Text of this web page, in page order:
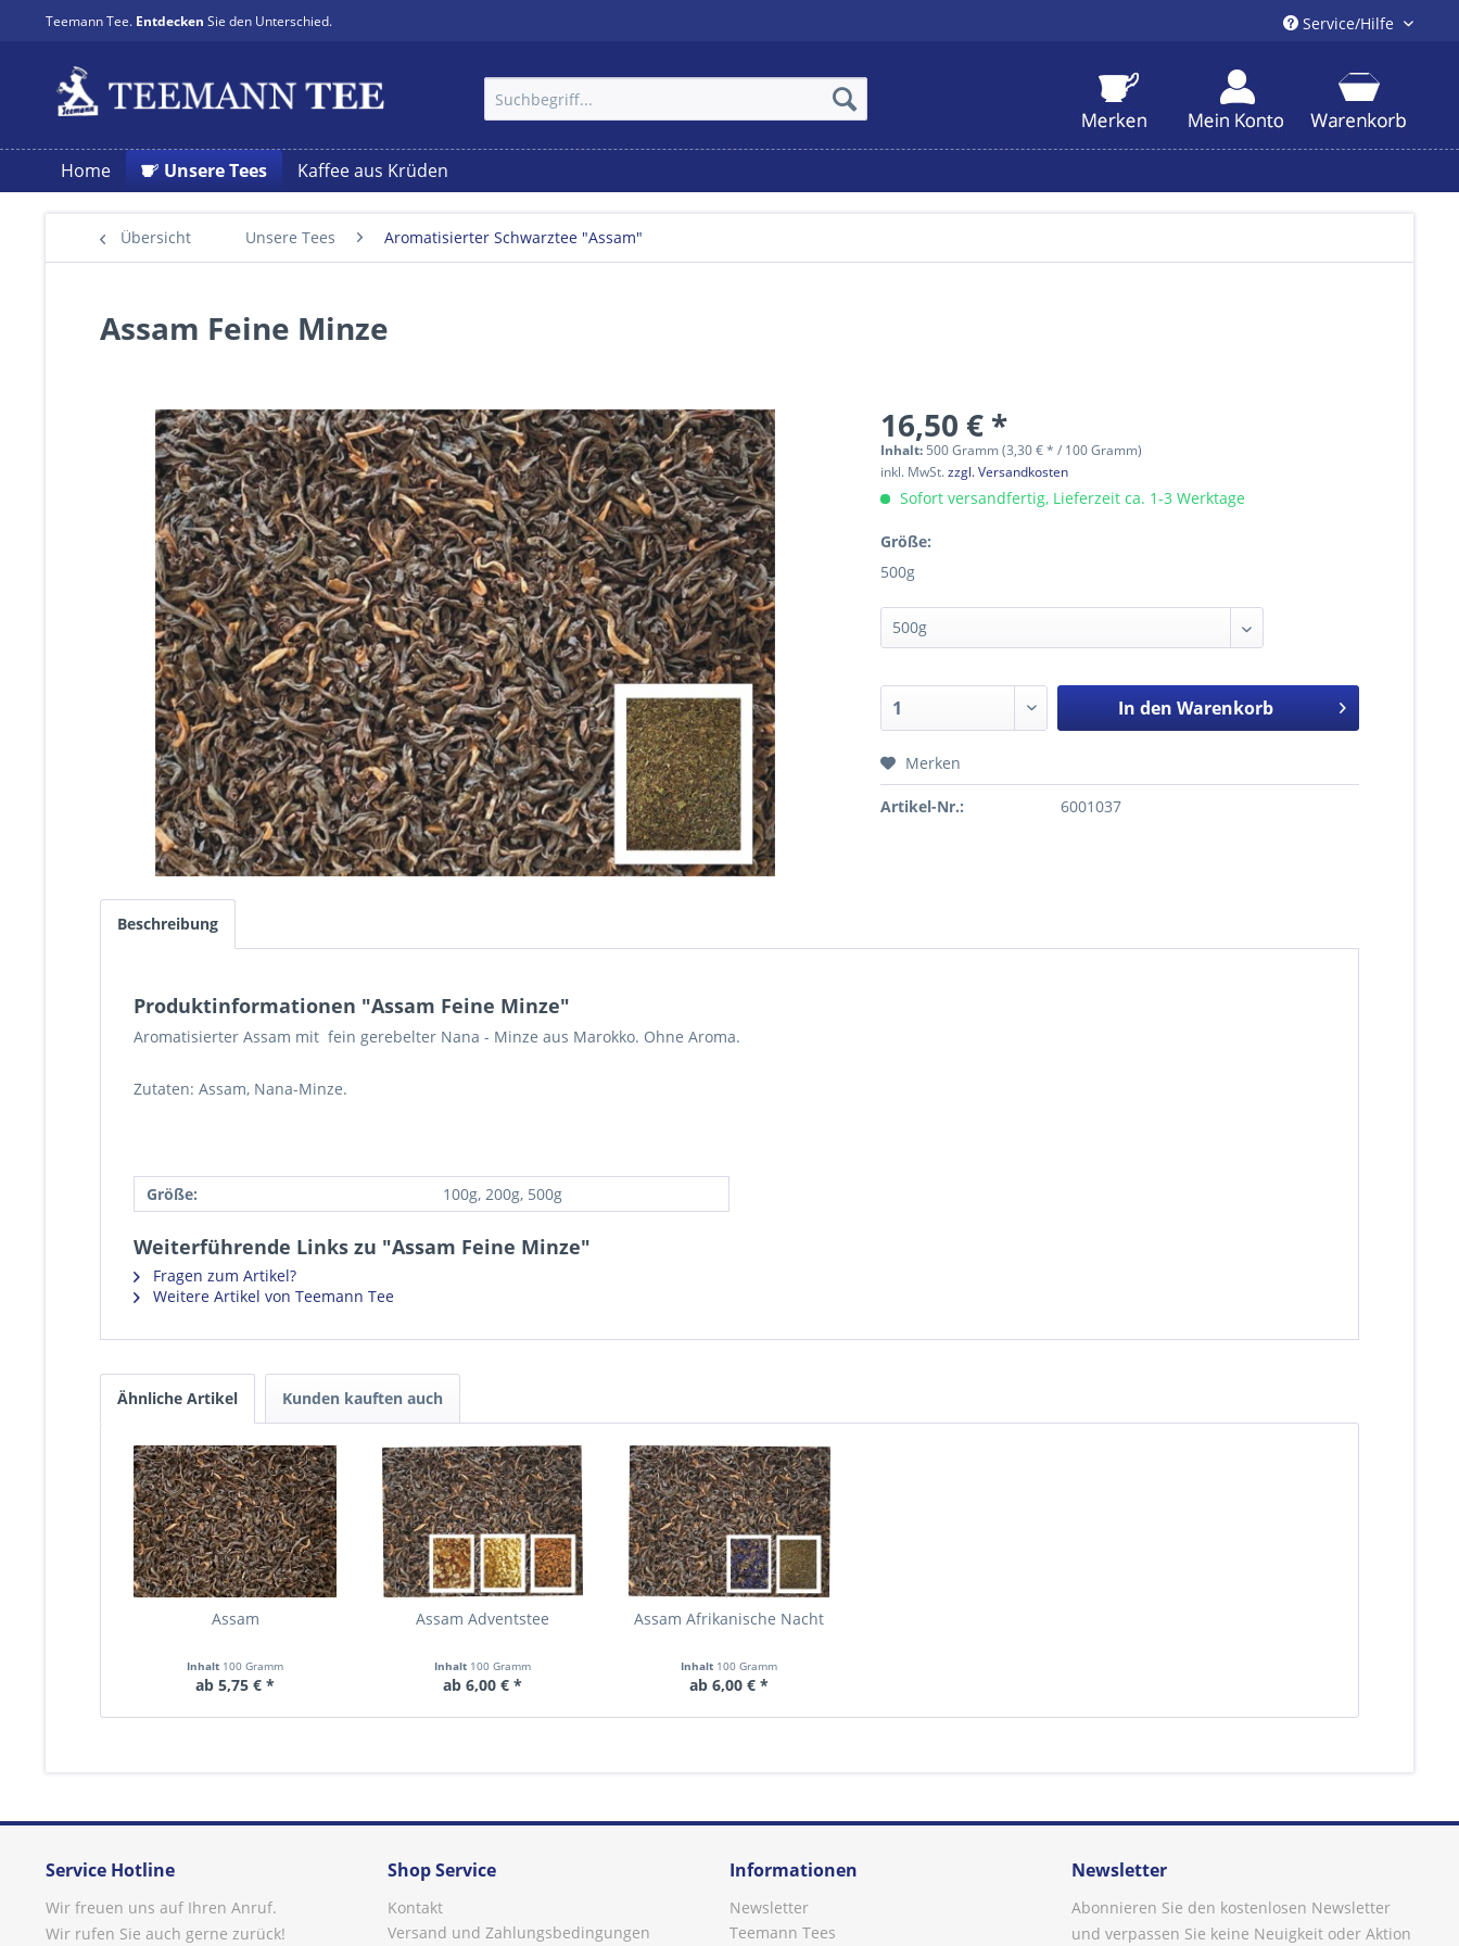
Teemann Tee. Entdecken Sie den Unterschied. Service/Hilfe
Home Unsere Tees Kaffee aus Krüden
Übersicht Unsere Tees Aromatisierter Schwarztee "Assam"
Assam Feine Minze
16,50 € *
Inhalt: 500 Gramm (3,30 € * / 100 Gramm)
inkl. MwSt.zzgl. Versandkosten
Sofort versandfertig, Lieferzeit ca. 1-3 Werktage
Größe:
500g
In den Warenkorb
Merken
Artikel-Nr.: 6001037
Beschreibung
Produktinformationen "Assam Feine Minze"
Aromatisierter Assam mit fein gerebelter Nana - Minze aus Marokko. Ohne Aroma.
Zutaten: Assam, Nana-Minze.
Größe: 100g, 200g, 500g
Weiterführende Links zu "Assam Feine Minze"
Fragen zum Artikel?
Weitere Artikel von Teemann Tee
Ähnliche Artikel Kunden kauften auch
Assam
Inhalt 100 Gramm
ab 5,75 € *
Assam Adventstee
Inhalt 100 Gramm
ab 6,00 € *
Assam Afrikanische Nacht
Inhalt 100 Gramm
ab 6,00 € *
Service Hotline
Wir freuen uns auf Ihren Anruf.
Wir rufen Sie auch gerne zurück!
Shop Service
Kontakt
Versand und Zahlungsbedingungen
Informationen
Newsletter
Teemann Tees
Newsletter
Abonnieren Sie den kostenlosen Newsletter
und verpassen Sie keine Neuigkeit oder Aktion